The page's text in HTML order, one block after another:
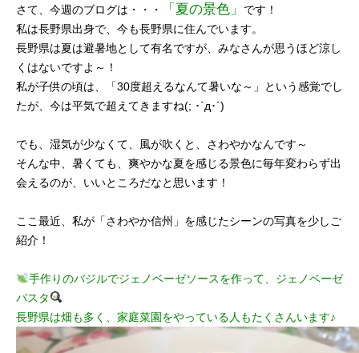
さて、今週のブログは・・ ・ 「夏の景色」
です！
私は長野県出身で、今も長野県に住んでいます。
長野県は夏は避暑地として有名ですが、みなさんが思うほど涼し
くはないですよ～！
私が子供の頃は、「30度超えるなんて暑いな～」という感覚でし
たが、今は平気で超えてきますね(; ･`д･´)
でも、湿気が少なくて、風が吹くと、さわやかなんです～
そんな中、暑くても、爽やかな夏を感じる景色に毎年変わらず出
会えるのが、いいところだなと思います！
ここ最近、私が「さわやか信州」を感じたシーンの写真を少しご
紹介！
手作りのバジルでジェノベーゼソースを作って、ジェノベーゼ
パスタ
長野県は畑も多く、家庭菜園をやっている人もたくさんいます♪